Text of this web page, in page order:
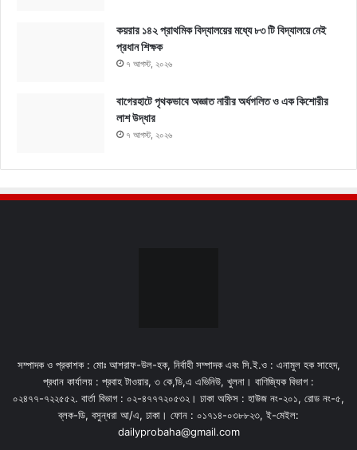
কয়রার ১৪২ প্রাথমিক বিদ্যালয়ের মধ্যে ৮৩ টি বিদ্যালয়ে নেই
প্রধান শিক্ষক
৭ আগস্ট, ২০২৬
বাগেরহাটে পৃথকভাবে অজ্ঞাত নারীর অর্ধগলিত ও এক কিশোরীর
লাশ উদ্ধার
৭ আগস্ট, ২০২৬
সম্পাদক ও প্রকাশক : মোঃ আশরাফ-উল-হক, নির্বাহী সম্পাদক এবং সি.ই.ও : এনামুল হক সাহেদ,
প্রধান কার্যালয় : প্রবাহ টাওয়ার, ৩ কে,ডি,এ এভিনিউ, খুলনা। বাণিজ্যিক বিভাগ :
০২৪৭৭-৭২২৫৫২. বার্তা বিভাগ : ০২-৪৭৭৭২০৫৩২। ঢাকা অফিস : হাউজ নং-২০১, রোড নং-৫,
ব্লক-ডি, বসুন্ধরা আ/এ, ঢাকা। ফোন : ০১৭১৪-০৩৮৮২৩, ই-মেইল:
dailyprobaha@gmail.com